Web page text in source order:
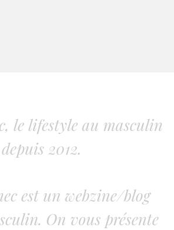
le lifestyle au masculin
depuis 2012.
est un webzine/blog
On vous présente